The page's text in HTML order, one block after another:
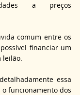
a preços
comum entre os
financiar um
leilão.
essa
funcionamento dos